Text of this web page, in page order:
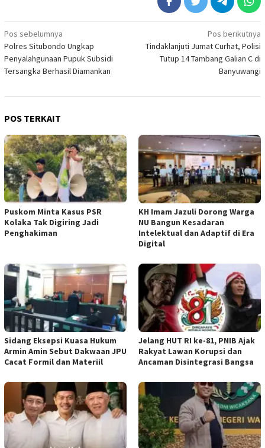
Navigasi
pos
Pos sebelumnya
Polres Situbondo Ungkap
Penyalahgunaan Pupuk Subsidi
Tersangka Berhasil Diamankan
Pos berikutnya
Tindaklanjuti Jumat Curhat, Polisi
Tutup 14 Tambang Galian C di
Banyuwangi
POS TERKAIT
‎Puskom Minta Kasus PSR
Kolaka Tak Digiring Jadi
Penghakiman
KH Imam Jazuli Dorong Warga
NU Bangun Kesadaran
Intelektual dan Adaptif di Era
Digital
‎Sidang Eksepsi Kuasa Hukum
Armin Amin Sebut Dakwaan JPU
Cacat Formil dan Materiil
Jelang HUT RI ke-81, PNIB Ajak
Rakyat Lawan Korupsi dan
Ancaman Disintegrasi Bangsa